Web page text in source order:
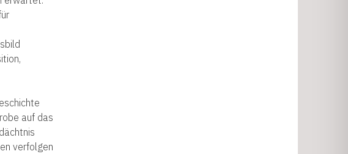
auf das
verfolgen